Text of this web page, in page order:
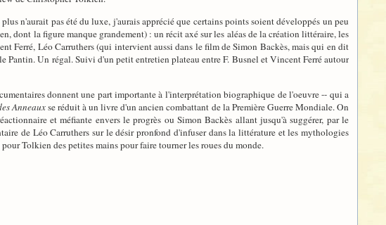
n'aurait pas été du luxe, j'aurais apprécié que certains points soient développés un peu
la figure manque grandement) : un récit axé sur les aléas de la création littéraire, les
Ferré, Léo Carruthers (qui intervient aussi dans le film de Simon Backès, mais qui en dit
Un régal. Suivi d'un petit entretien plateau entre F. Busnel et Vincent Ferré autour
donnent une part importante à l'interprétation biographique de l'oeuvre -- qui a
Anneauxse réduit à un livre d'un ancien combattant de la Première Guerre Mondiale. On
et méfiante envers le progrès ou Simon Backès allant jusqu'à suggérer, par le
de Léo Carruthers sur le désir pronfond d'infuser dans la littérature et les mythologies
Tolkien des petites mains pour faire tourner les roues du monde.